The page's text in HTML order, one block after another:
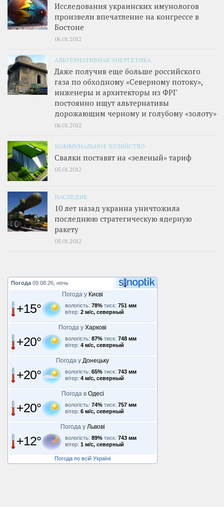
Исследования украинских имунологов
произвели впечатление на конгрессе в
Бостоне
06.01.2012
АЛЬТЕРНАТИВНАЯ ЭНЕРГЕТИКА
Даже получив еще больше российского
газа по обходному «Северному потоку»,
инженеры и архитекторы из ФРГ
постоянно ищут альтернативы
дорожающим черному и голубому «золоту»
06.01.2012
КОММУНАЛЬНОЕ ХОЗЯЙСТВО
Свалки поставят на «зеленый» тариф
05.01.2012
НАСЛЕДИЕ
10 лет назад украина уничтожила
последнюю стратегическую ядерную
ракету
05.01.2012
Погода 09.08.26, ночь
Погода у Києві
+15° вологість: 78% тиск: 751 мм
вітер: 2 м/с, северный
Погода у Харкові
+20° вологість: 87% тиск: 748 мм
вітер: 4 м/с, северный
Погода у Донецьку
+20° вологість: 65% тиск: 743 мм
вітер: 4 м/с, северный
Погода в Одесі
+20° вологість: 74% тиск: 757 мм
вітер: 6 м/с, северный
Погода у Львові
+12° вологість: 89% тиск: 743 мм
вітер: 1 м/с, северный
Погода по всій Україні